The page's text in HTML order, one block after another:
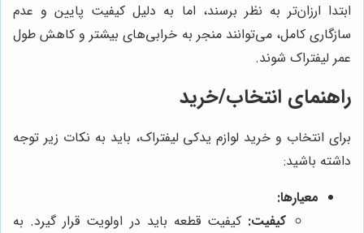
ابتدا ارزان‌تر به نظر برسند، اما به دلیل کیفیت پایین و عدم
سازگاری کامل، می‌توانند منجر به خرابی‌های بیشتر و کاهش طول
عمر لیفتراک شوند.
راهنمای انتخاب/خرید
برای انتخاب و خرید لوازم یدکی لیفتراک، باید به نکات زیر توجه
داشته باشید:
معیارها:
کیفیت: کیفیت قطعه باید در اولویت قرار گیرد. به